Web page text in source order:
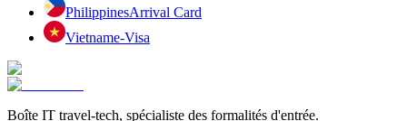
PhilippinesArrival Card
Vietname-Visa
Boîte IT travel-tech, spécialiste des formalités d'entrée.